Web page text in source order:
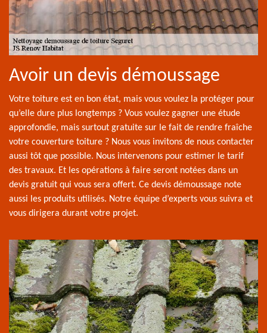
Avoir un devis démoussage
Votre toiture est en bon état, mais vous voulez la protéger pour
qu’elle dure plus longtemps ? Vous voulez gagner une étude
approfondie, mais surtout gratuite sur le fait de rendre fraîche
votre couverture toiture ? Nous vous invitons de nous contacter
aussi tôt que possible. Nous intervenons pour estimer le tarif
des travaux. Et les opérations à faire seront notées dans un
devis gratuit qui vous sera offert. Ce devis démoussage note
aussi les produits utilisés. Notre équipe d’experts vous suivra et
vous dirigera durant votre projet.